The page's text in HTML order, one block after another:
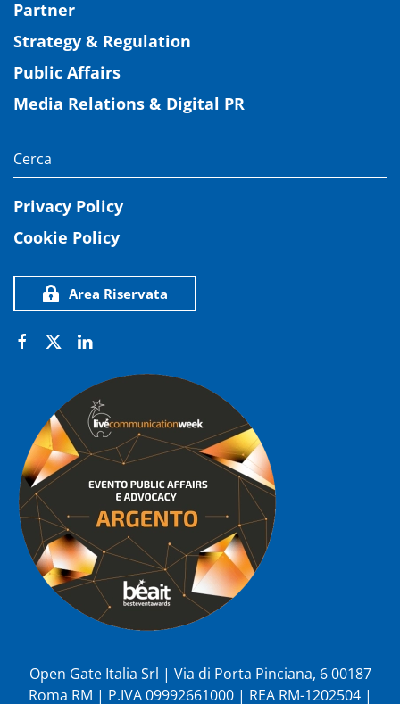
Partner
Strategy & Regulation
Public Affairs
Media Relations & Digital PR
Privacy Policy
Cookie Policy
Area Riservata
Open Gate Italia Srl | Via di Porta Pinciana, 6 00187
Roma RM | P.IVA 09992661000 | REA RM-1202504 |